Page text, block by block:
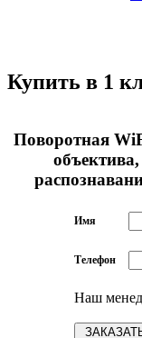
Купить в 1
Поворотная
Имя
Телефон
Наш